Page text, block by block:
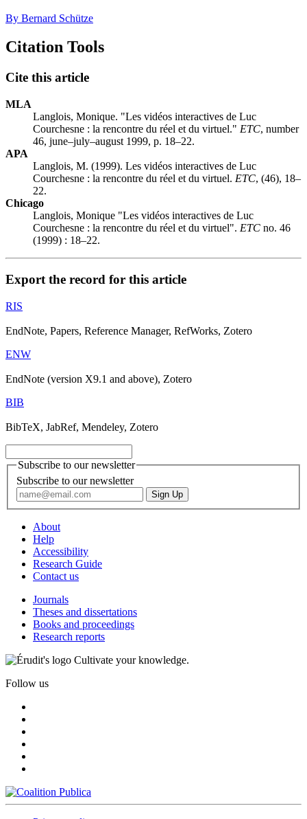
By Bernard Schütze
Citation Tools
Cite this article
MLA
Langlois, Monique. "Les vidéos interactives de Luc
Courchesne : la rencontre du réel et du virtuel." ETC, number
46, june–july–august 1999, p. 18–22.
APA
Langlois, M. (1999). Les vidéos interactives de Luc
Courchesne : la rencontre du réel et du virtuel. ETC, (46), 18–
22.
Chicago
Langlois, Monique "Les vidéos interactives de Luc
Courchesne : la rencontre du réel et du virtuel". ETC no. 46
(1999) : 18–22.
Export the record for this article
RIS
EndNote, Papers, Reference Manager, RefWorks, Zotero
ENW
EndNote (version X9.1 and above), Zotero
BIB
BibTeX, JabRef, Mendeley, Zotero
Subscribe to our newsletter
Subscribe to our newsletter
About
Help
Accessibility
Research Guide
Contact us
Journals
Theses and dissertations
Books and proceedings
Research reports
Cultivate your knowledge.
Follow us